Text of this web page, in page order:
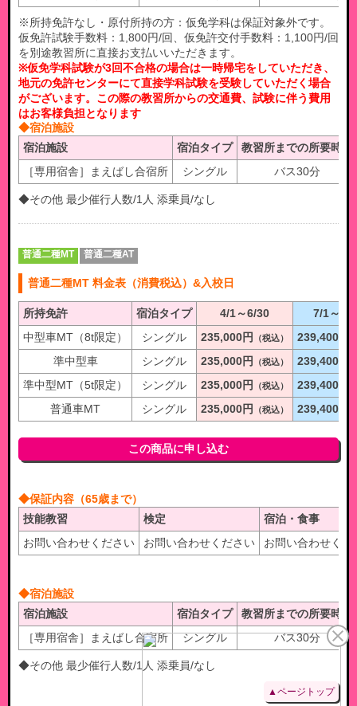
※所持免許なし・原付所持の方：仮免学科は保証対象外です。
仮免許試験手数料：1,800円/回、仮免許交付手数料：1,100円/回
を別途教習所に直接お支払いいただきます。
※仮免学科試験が3回不合格の場合は一時帰宅をしていただき、
地元の免許センターにて直接学科試験を受験していただく場合
がございます。この際の教習所からの交通費、試験に伴う費用
はお客様負担となります
◆宿泊施設
宿泊施設
宿泊タイプ
教習所までの所要時間
［専用宿舎］まえばし合宿所
シングル バス30分
◆その他 最少催行人数/1人 添乗員/なし
普通二種MT 普通二種AT
普通二種MT 料金表（消費税込）&入校日
所持免許 宿泊タイプ 4/1～6/30
7/1～
中型車MT（8t限定）
シングル 235,000円 （税込） 239,400円
準中型車 シングル 235,000円 （税込） 239,400円
準中型MT（5t限定） シングル 235,000円 （税込） 239,400円
普通車MT シングル 235,000円 （税込） 239,400円
この商品に申し込む
◆保証内容（65歳まで）
技能教習
検定
宿泊・食事
お問い合わせください
お問い合わせください お問い合わせくだ
◆宿泊施設
宿泊施設
宿泊タイプ
教習所までの所要時間
［専用宿舎］まえばし合宿所
シングル バス30分
◆その他 最少催行人数/1人 添乗員/なし
▲ページトップ